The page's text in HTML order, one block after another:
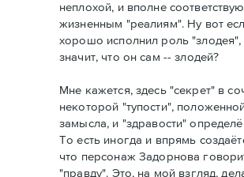
неплохой, и вполне
жизненным "реалиям". Ну вот
хорошо исполнил роль "злодея",
значит, что он сам -- злодей?
Мне кажется, здесь "секрет" в
некоторой "тупости",
замысла, и "здравости"
То есть иногда и впрямь
что персонаж Задорнова
"правду". Это, на мой взгляд,